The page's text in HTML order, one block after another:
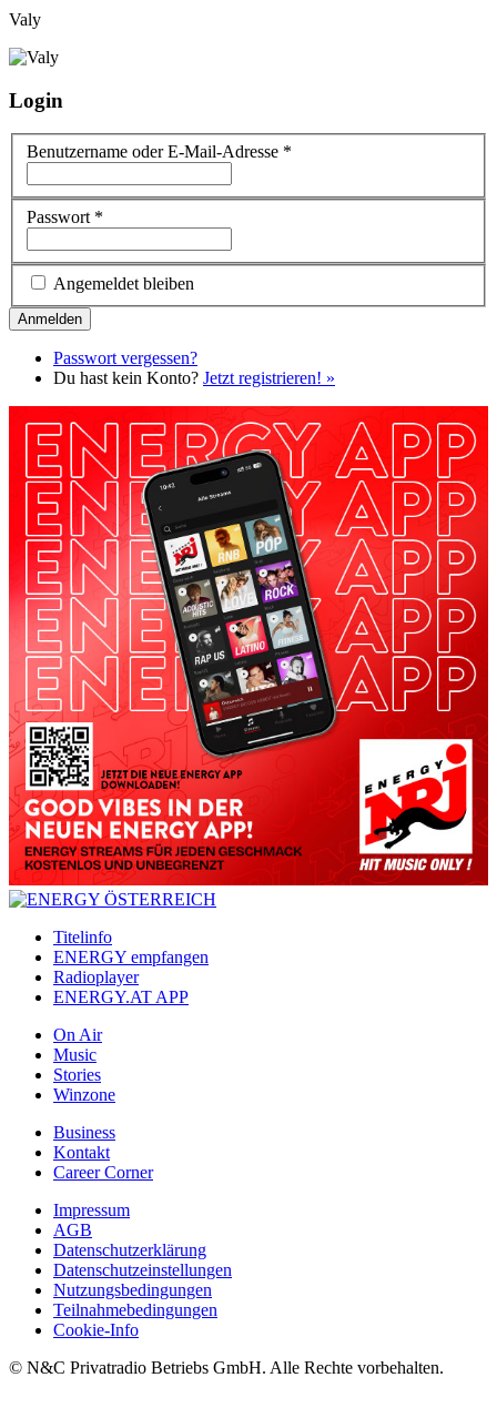
Valy
Login
Benutzername oder E-Mail-Adresse *
Passwort *
Angemeldet bleiben
Passwort vergessen?
Du hast kein Konto? Jetzt registrieren! »
Titelinfo
ENERGY empfangen
Radioplayer
ENERGY.AT APP
On Air
Music
Stories
Winzone
Business
Kontakt
Career Corner
Impressum
AGB
Datenschutzerklärung
Datenschutzeinstellungen
Nutzungsbedingungen
Teilnahmebedingungen
Cookie-Info
© N&C Privatradio Betriebs GmbH. Alle Rechte vorbehalten.